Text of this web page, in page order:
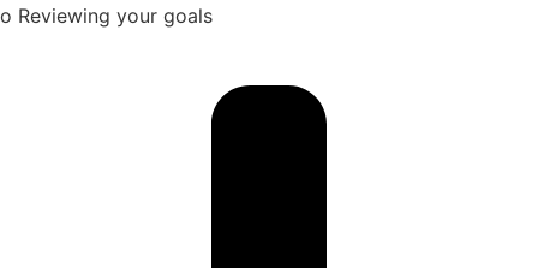
o Reviewing your goals